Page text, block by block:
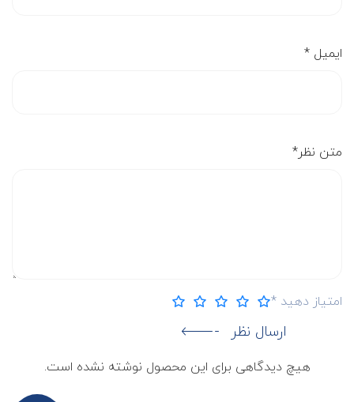
ایمیل *
متن نظر*
امتیاز دهید *
ارسال نظر
هیچ دیدگاهی برای این محصول نوشته نشده است.